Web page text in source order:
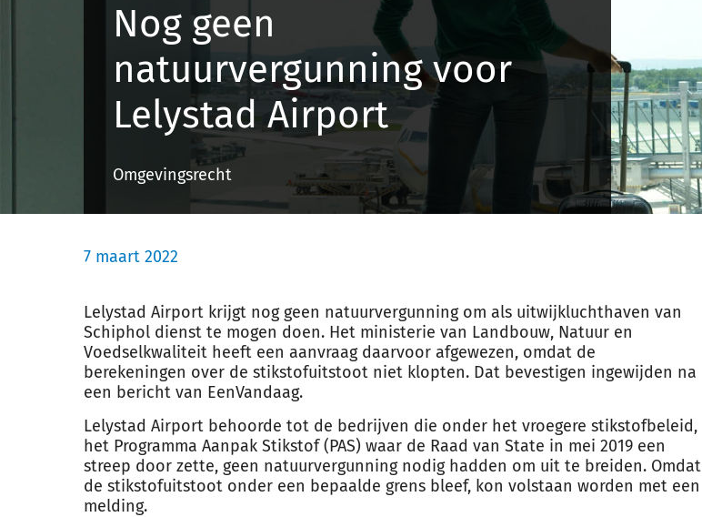
Nog geen
natuurvergunning voor
Lelystad Airport
Omgevingsrecht
7 maart 2022
Lelystad Airport krijgt nog geen natuurvergunningom als uitwijkluchthaven van
Schiphol dienst te mogen doen. Het ministerie van Landbouw, Natuur en
Voedselkwaliteit heeft een aanvraag daarvoor afgewezen, omdat de
berekeningen over de stikstofuitstoot niet klopten. Dat bevestigen ingewijden na
een bericht van EenVandaag.
Lelystad Airport behoorde tot de bedrijven die onder het vroegere stikstofbeleid,
het Programma Aanpak Stikstof (PAS) waar de Raad van State in mei 2019 een
streep door zette, geen natuurvergunningnodig hadden om uit te breiden. Omdat
de stikstofuitstoot onder een bepaalde grens bleef, kon volstaan worden met een
melding.